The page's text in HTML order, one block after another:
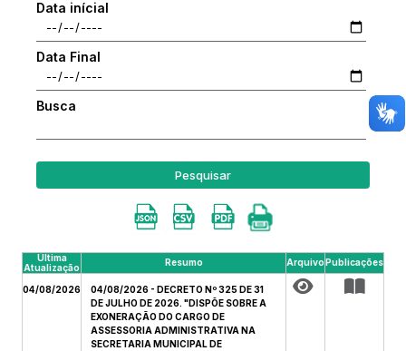
Data inícial
Data Final
Busca
Pesquisar
Última
Atualização
Resumo ArquivoPublicações
04/08/2026
04/08/2026 - DECRETO Nº 325 DE 31
DE JULHO DE 2026. "DISPÕE SOBRE A
EXONERAÇÃO DO CARGO DE
ASSESSORIA ADMINISTRATIVA NA
SECRETARIA MUNICIPAL DE